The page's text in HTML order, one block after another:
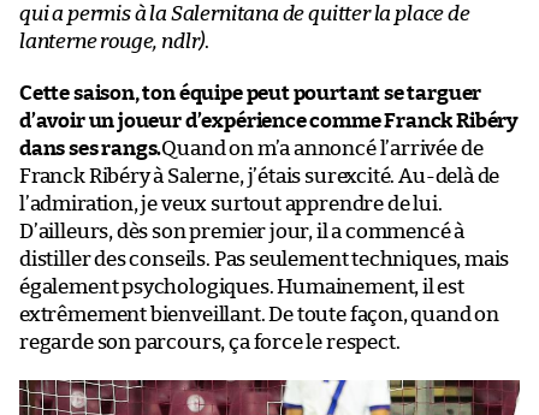
qui a permis à la Salernitana de quitter la place de
lanterne rouge, ndlr).
Cette saison, ton équipe peut pourtant se targuer
d’avoir un joueur d’expérience comme Franck Ribéry
dans ses rangs.Quand on m’a annoncé l’arrivée de
Franck Ribéry à Salerne, j’étais surexcité. Au-delà de
l’admiration, je veux surtout apprendre de lui.
D’ailleurs, dès son premier jour, il a commencé à
distiller des conseils. Pas seulement techniques, mais
également psychologiques. Humainement, il est
extrêmement bienveillant. De toute façon, quand on
regarde son parcours, ça force le respect.